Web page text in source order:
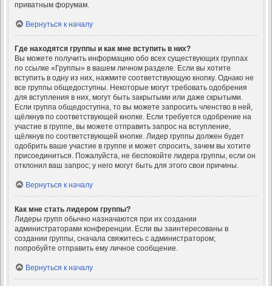
приватным форумам.
Вернуться к началу
Где находятся группы и как мне вступить в них?
Вы можете получить информацию обо всех существующих группах
по ссылке «Группы» в вашем личном разделе. Если вы хотите
вступить в одну из них, нажмите соответствующую кнопку. Однако не
все группы общедоступны. Некоторые могут требовать одобрения
для вступления в них, могут быть закрытыми или даже скрытыми.
Если группа общедоступна, то вы можете запросить членство в ней,
щёлкнув по соответствующей кнопке. Если требуется одобрение на
участие в группе, вы можете отправить запрос на вступление,
щёлкнув по соответствующей кнопке. Лидер группы должен будет
одобрить ваше участие в группе и может спросить, зачем вы хотите
присоединиться. Пожалуйста, не беспокойте лидера группы, если он
отклонил ваш запрос; у него могут быть для этого свои причины.
Вернуться к началу
Как мне стать лидером группы?
Лидеры групп обычно назначаются при их создании
администраторами конференции. Если вы заинтересованы в
создании группы, сначала свяжитесь с администратором;
попробуйте отправить ему личное сообщение.
Вернуться к началу